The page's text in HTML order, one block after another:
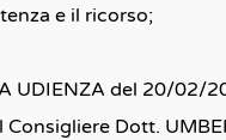
e il ricorso;
UDIENZA del 20/02/
Dott.